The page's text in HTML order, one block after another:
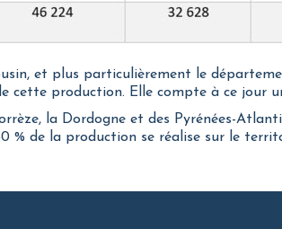
et plus particulièrement le
cette production. Elle compte à ce jour
la Dordogne et des Pyrénées-
% de la production se réalise sur le